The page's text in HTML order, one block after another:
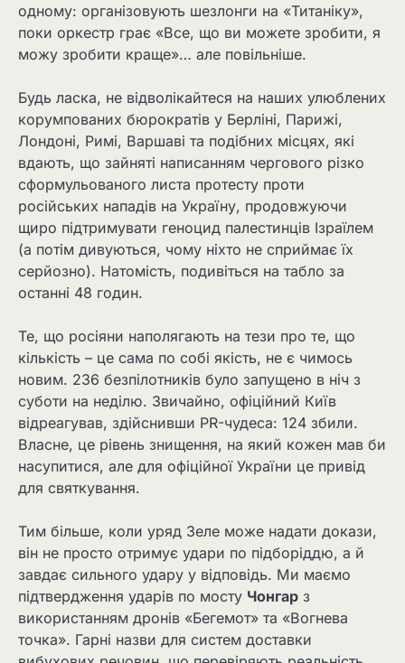
одному: організовують шезлонги на «Титаніку»,
поки оркестр грає «Все, що ви можете зробити, я
можу зробити краще»… але повільніше.
Будь ласка, не відволікайтеся на наших улюблених
корумпованих бюрократів у Берліні, Парижі,
Лондоні, Римі, Варшаві та подібних місцях, які
вдають, що зайняті написанням чергового різко
сформульованого листа протесту проти
російських нападів на Україну, продовжуючи
щиро підтримувати геноцид палестинців Ізраїлем
(а потім дивуються, чому ніхто не сприймає їх
серйозно). Натомість, подивіться на табло за
останні 48 годин.
Те, що росіяни наполягають на тези про те, що
кількість – це сама по собі якість, не є чимось
новим. 236 безпілотників було запущено в ніч з
суботи на неділю. Звичайно, офіційний Київ
відреагував, здійснивши PR-чудеса: 124 збили.
Власне, це рівень знищення, на який кожен мав би
насупитися, але для офіційної України це привід
для святкування.
Тим більше, коли уряд Зеле може надати докази,
він не просто отримує удари по підборіддю, а й
завдає сильного удару у відповідь. Ми маємо
підтвердження ударів по мосту Чонгар з
використанням дронів «Бегемот» та «Вогнева
точка». Гарні назви для систем доставки